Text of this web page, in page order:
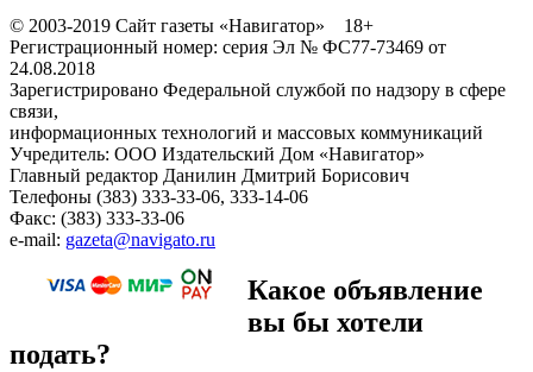
© 2003-2019 Сайт газеты «Навигатор» 18+
Регистрационный номер: серия Эл № ФС77-73469 от
24.08.2018
Зарегистрировано Федеральной службой по надзору в сфере
связи,
информационных технологий и массовых коммуникаций
Учредитель: ООО Издательский Дом «Навигатор»
Главный редактор Данилин Дмитрий Борисович
Телефоны (383) 333-33-06, 333-14-06
Факс: (383) 333-33-06
e-mail: gazeta@navigato.ru
Какое объявление
вы бы хотели
подать?